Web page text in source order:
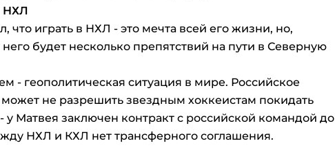
НХЛ
что играть в НХЛ - это мечта всей его жизни, но,
него будет несколько препятствий на пути в Северную
- геополитическая ситуация в мире. Российское
может не разрешить звездным хоккеистам покидать
у Матвея заключен контракт с российской командой до
НХЛ и КХЛ нет трансферного соглашения.